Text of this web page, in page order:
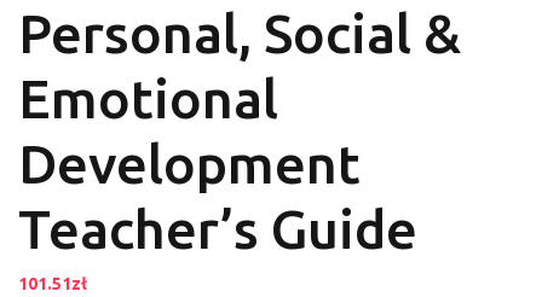
Personal, Social &
Emotional
Development
Teacher’s Guide
101.51zł